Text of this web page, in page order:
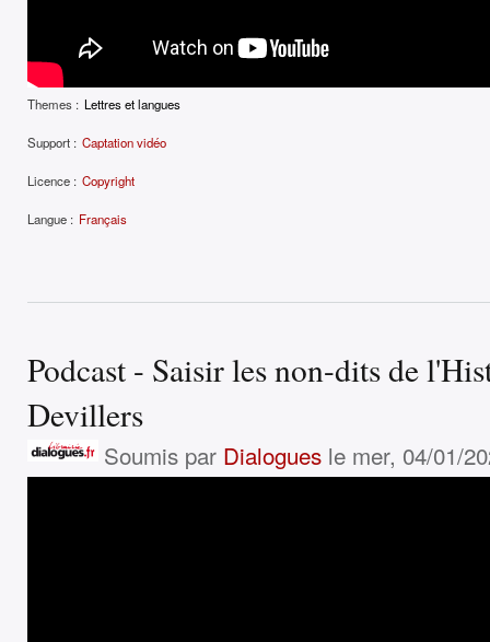
Themes : Lettres et langues
Support : Captation vidéo
Licence : Copyright
Langue : Français
Podcast - Saisir les non-dits de
Devillers
Soumis par Dialoguesle mer, 04/01/